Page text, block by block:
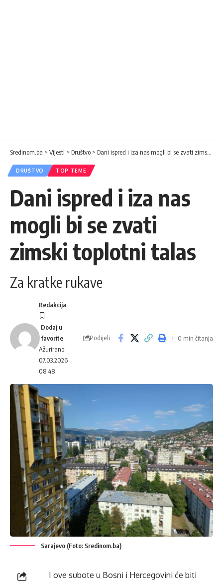
Sredinom.ba > Vijesti > Društvo > Dani ispred i iza nas mogli bi se zvati zimski toplotni talas
DRUŠTVO TOP TEME
Dani ispred i iza nas
mogli bi se zvati
zimski toplotni talas
Za kratke rukave
Ažurirano:
07.03.2026
08:48
Redakcija
Podijeli 0 min čitanja
Sarajevo (Foto: Sredinom.ba)
I ove subote u Bosni i Hercegovini će biti